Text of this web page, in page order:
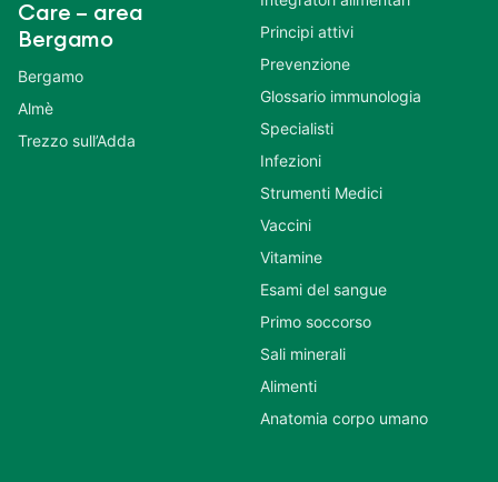
Care – area
Bergamo
Bergamo
Almè
Trezzo sull’Adda
Principi attivi
Prevenzione
Glossario immunologia
Specialisti
Infezioni
Strumenti Medici
Vaccini
Vitamine
Esami del sangue
Primo soccorso
Sali minerali
Alimenti
Anatomia corpo umano